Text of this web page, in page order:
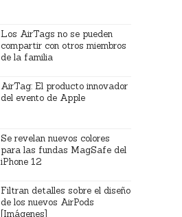
Los AirTags no se pueden
compartir con otros miembros
de la familia
AirTag: El producto innovador
del evento de Apple
Se revelan nuevos colores
para las fundas MagSafe del
iPhone 12
Filtran detalles sobre el diseño
de los nuevos AirPods
[Imágenes]